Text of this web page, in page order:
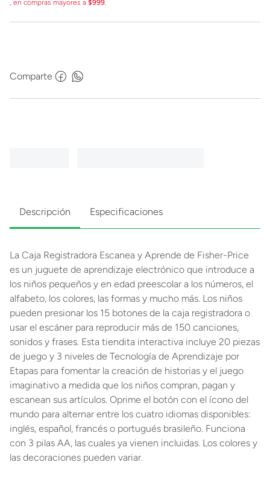
, en compras mayores a $999.
Comparte
Descripción Especificaciones
La Caja Registradora Escanea y Aprende de Fisher-Price
es un juguete de aprendizaje electrónico que introduce a
los niños pequeños y en edad preescolar a los números, el
alfabeto, los colores, las formas y mucho más. Los niños
pueden presionar los 15 botones de la caja registradora o
usar el escáner para reproducir más de 150 canciones,
sonidos y frases. Esta tiendita interactiva incluye 20 piezas
de juego y 3 niveles de Tecnología de Aprendizaje por
Etapas para fomentar la creación de historias y el juego
imaginativo a medida que los niños compran, pagan y
escanean sus artículos. Oprime el botón con el ícono del
mundo para alternar entre los cuatro idiomas disponibles:
inglés, español, francés o portugués brasileño. Funciona
con 3 pilas AA, las cuales ya vienen incluidas. Los colores y
las decoraciones pueden variar.